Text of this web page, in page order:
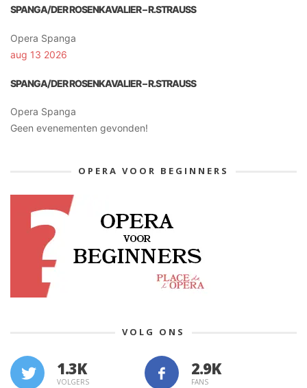
SPANGA/DER ROSENKAVALIER – R.STRAUSS
Opera Spanga
aug 13 2026
SPANGA/DER ROSENKAVALIER – R.STRAUSS
Opera Spanga
Geen evenementen gevonden!
OPERA VOOR BEGINNERS
VOLG ONS
1.3K
VOLGERS FANS